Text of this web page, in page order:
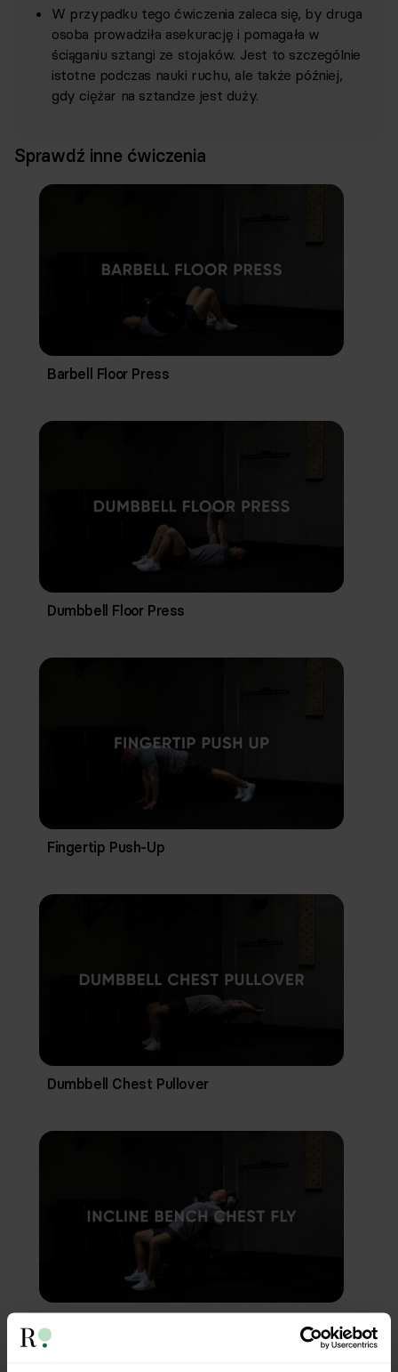
W przypadku tego ćwiczenia zaleca się, by druga
osoba prowadziła asekurację i pomagała w
ściąganiu sztangi ze stojaków. Jest to szczególnie
istotne podczas nauki ruchu, ale także później,
gdy ciężar na sztandze jest duży.
Sprawdź inne ćwiczenia
Barbell Floor Press
Dumbbell Floor Press
Fingertip Push-Up
Dumbbell Chest Pullover